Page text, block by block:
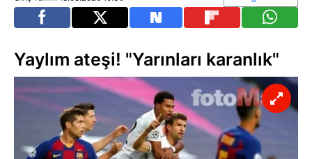
Yaylım ateşi! "Yarınları karanlık"